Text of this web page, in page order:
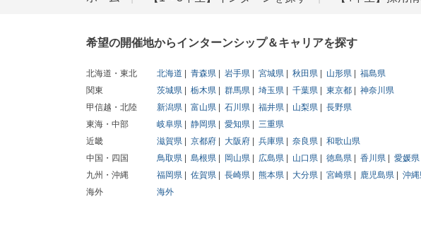
希望の開催地からインターンシップ＆キャリアを探す
北海道・東北 北海道 青森県 岩手県 宮城県 秋田県 山形県
福島県
関東
茨城県 栃木県 群馬県 埼玉県 千葉県 東京都
神奈川県
甲信越・北陸
新潟県 富山県 石川県 福井県 山梨県
長野県
東海・中部
岐阜県 静岡県 愛知県
三重県
近畿
滋賀県 京都府 大阪府 兵庫県 奈良県
和歌山県
中国・四国
鳥取県 島根県 岡山県 広島県 山口県 徳島県 香川県 愛媛県
九州・沖縄
福岡県 佐賀県 長崎県 熊本県 大分県 宮崎県 鹿児島県
沖
海外
海外